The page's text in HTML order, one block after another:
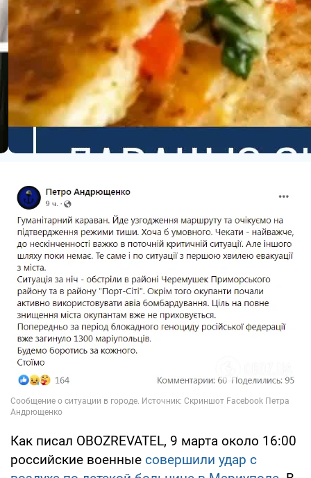
Как писал OBOZREVATEL, 9 марта около 16:00
российские военные совершили удар с